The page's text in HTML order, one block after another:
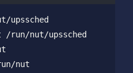
upssched
run/nut/upssched
nut